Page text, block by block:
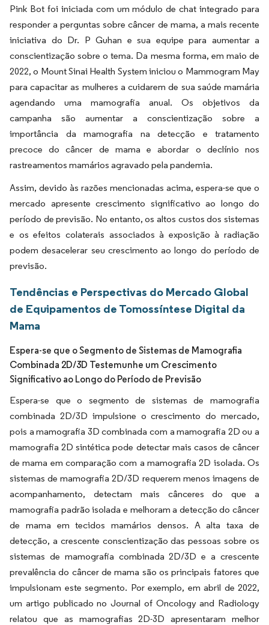
Pink Bot foi iniciada com um módulo de chat integrado para
responder a perguntas sobre câncer de mama, a mais recente
iniciativa do Dr. P Guhan e sua equipe para aumentar a
conscientização sobre o tema. Da mesma forma, em maio de
2022, o Mount Sinai Health System iniciou o Mammogram May
para capacitar as mulheres a cuidarem de sua saúde mamária
agendando uma mamografia anual. Os objetivos da
campanha são aumentar a conscientização sobre a
importância da mamografia na detecção e tratamento
precoce do câncer de mama e abordar o declínio nos
rastreamentos mamários agravado pela pandemia.
Assim, devido às razões mencionadas acima, espera-se que o
mercado apresente crescimento significativo ao longo do
período de previsão. No entanto, os altos custos dos sistemas
e os efeitos colaterais associados à exposição à radiação
podem desacelerar seu crescimento ao longo do período de
previsão.
Tendências e Perspectivas do Mercado Global
de Equipamentos de Tomossíntese Digital da
Mama
Espera-se que o Segmento de Sistemas de Mamografia
Combinada 2D/3D Testemunhe um Crescimento
Significativo ao Longo do Período de Previsão
Espera-se que o segmento de sistemas de mamografia
combinada 2D/3D impulsione o crescimento do mercado,
pois a mamografia 3D combinada com a mamografia 2D ou a
mamografia 2D sintética pode detectar mais casos de câncer
de mama em comparação com a mamografia 2D isolada. Os
sistemas de mamografia 2D/3D requerem menos imagens de
acompanhamento, detectam mais cânceres do que a
mamografia padrão isolada e melhoram a detecção do câncer
de mama em tecidos mamários densos. A alta taxa de
detecção, a crescente conscientização das pessoas sobre os
sistemas de mamografia combinada 2D/3D e a crescente
prevalência do câncer de mama são os principais fatores que
impulsionam este segmento. Por exemplo, em abril de 2022,
um artigo publicado no Journal of Oncology and Radiology
relatou que as mamografias 2D-3D apresentaram melhor